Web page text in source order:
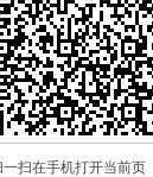
一扫在手机打开当前页